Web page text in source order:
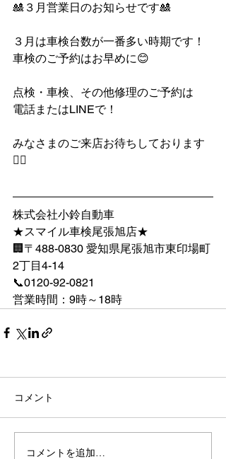
🎎３月営業日のお知らせです🎎
３月は車検台数が一番多い時期です！
車検のご予約はお早めに😊
点検・車検、その他修理のご予約は
電話またはLINEで！
みなさまのご来店お待ちしております
💁‍♀️
株式会社小鈴自動車
★スマイル車検尾張旭店★
🏢〒488-0830 愛知県尾張旭市東印場町
2丁目4-14
📞0120-92-0821
営業時間：9時～18時
コメント
コメントを追加…